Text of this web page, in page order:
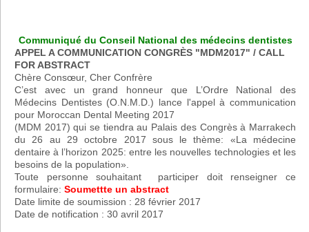
Communiqué du Conseil National des médecins dentistes
APPEL A COMMUNICATION CONGRÈS "MDM2017" / CALL
FOR ABSTRACT
Chère Consœur, Cher Confrère
C’est avec un grand honneur que L’Ordre National des
Médecins Dentistes (O.N.M.D.) lance l'appel à communication
pour Moroccan Dental Meeting 2017
(MDM 2017) qui se tiendra au Palais des Congrès à Marrakech
du 26 au 29 octobre 2017 sous le thème: «La médecine
dentaire à l’horizon 2025: entre les nouvelles technologies et les
besoins de la population».
Toute personne souhaitant participer doit renseigner ce
formulaire: Soumettte un abstract
Date limite de soumission : 28 février 2017
Date de notification : 30 avril 2017